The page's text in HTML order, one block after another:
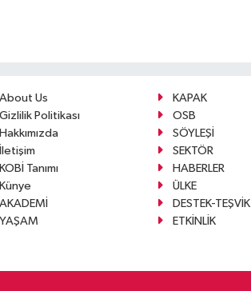
About Us
KAPAK
Gizlilik Politikası
OSB
Hakkımızda
SÖYLEŞİ
İletişim
SEKTÖR
KOBİ Tanımı
HABERLER
Künye
ÜLKE
AKADEMİ
DESTEK-TEŞVİK
YAŞAM
ETKİNLİK